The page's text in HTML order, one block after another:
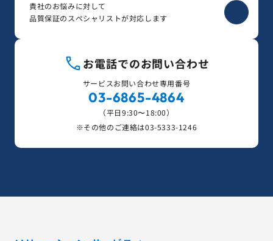
貴社のお悩みに対して
品質保証のスペシャリストが対応します
お電話でのお問い合わせ
サービスお問い合わせ専用番号
03-6865-4864
（平日9:30〜18:00）
※その他のご連絡は03-5333-1246